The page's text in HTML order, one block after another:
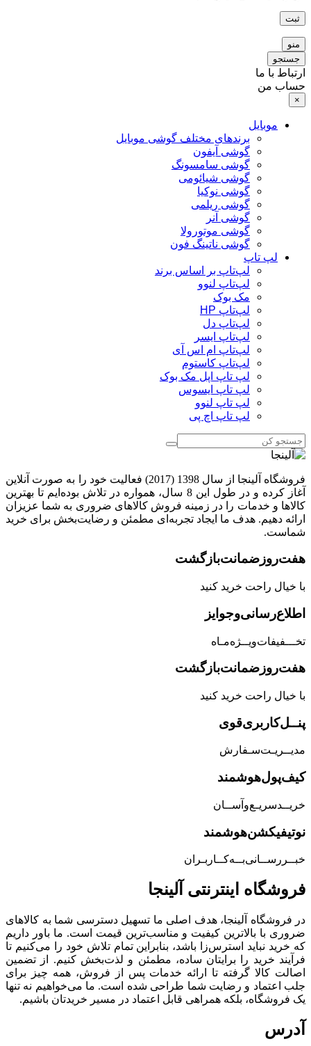
ثبت
منو
جستجو
ارتباط با ما
حساب من
×
موبایل
برندهای مختلف گوشی موبایل
گوشی آیفون
گوشی سامسونگ
گوشی شیائومی
گوشی نوکیا
گوشی ریلمی
گوشی آنر
گوشی موتورولا
گوشی ناتینگ فون
لپ تاپ
لپ‌تاپ بر اساس برند
لپ‌تاپ لنوو
مک بوک
لپ‌تاپ HP
لپ‌تاپ دل
لپ‌تاپ ایسر
لپ‌تاپ ام اس آی
لپ‌تاپ کاستوم
لپ تاپ اپل مک بوک
لپ تاپ ایسوس
لپ تاپ لنوو
لپ تاپ اچ پی
فروشگاه آلینجا از سال 1398 (2017) فعالیت خود را به صورت آنلاین
آغاز کرده و در طول این 8 سال، همواره در تلاش بوده‌ایم تا بهترین
کالاها و خدمات را در زمینه فروش کالاهای ضروری به شما عزیزان
ارائه دهیم. هدف ما ایجاد تجربه‌ای مطمئن و رضایت‌بخش برای خرید
شماست.
هفت‌روز‌ضمانت‌بازگشت
با خیال راحت خرید کنید
اطلاع‌رسانی‌و‌جوایز
تخـــفیفات‌ویــژه‌مـاه
هفت‌روز‌ضمانت‌بازگشت
با خیال راحت خرید کنید
پنــل‌کاربری‌قوی
مدیــریـت‌سـفارش
کیف‌پول‌هوشمند
خریــد‌سریـع‌و‌آســان
نوتیفیکشن‌هوشمند
خبــررســانی‌بــه‌کــاربـران
فروشگاه‌ اینترنتی‌ آلینجا
در فروشگاه آلینجا، هدف اصلی ما تسهیل دسترسی شما به کالاهای
ضروری با بالاترین کیفیت و مناسب‌ترین قیمت است. ما باور داریم
که خرید نباید استرس‌زا باشد، بنابراین تمام تلاش خود را می‌کنیم تا
فرآیند خرید را برایتان ساده، مطمئن و لذت‌بخش کنیم. از تضمین
اصالت کالا گرفته تا ارائه خدمات پس از فروش، همه چیز برای
جلب اعتماد و رضایت شما طراحی شده است. ما می‌خواهیم نه تنها
یک فروشگاه، بلکه همراهی قابل اعتماد در مسیر خریدتان باشیم.
آدرس